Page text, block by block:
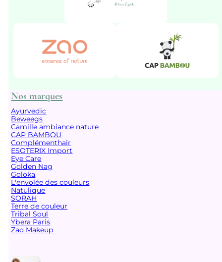
Nos marques
Ayurvedic
Beweegs
Camille ambiance nature
CAP BAMBOU
Complémenthair
ESOTERIX Import
Eye Care
Golden Nag
Goloka
L'envolée des couleurs
Natulique
SORAH
Terre de couleur
Tribal Soul
Ybera Paris
Zao Makeup